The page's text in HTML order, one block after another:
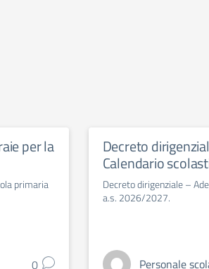
per la
primaria
0
Decreto
Calendario
Decreto dirigenziale –
a.s. 2026/2027.
Personale